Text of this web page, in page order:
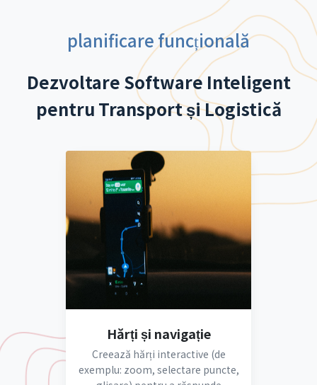
planificare funcțională
Dezvoltare Software Inteligent
pentru Transport și Logistică
Hărți și navigație
Creează hărți interactive (de
exemplu: zoom, selectare puncte,